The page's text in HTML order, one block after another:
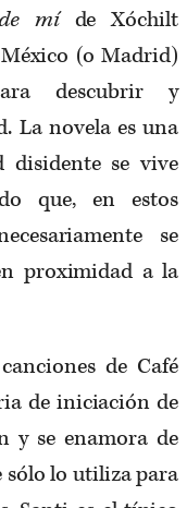
mí de Xóchilt
(o Madrid)
descubrir y
La novela es una
disidente se vive
que, en estos
se
proximidad a la
de Café
de iniciación de
y se enamora de
sólo lo utiliza para